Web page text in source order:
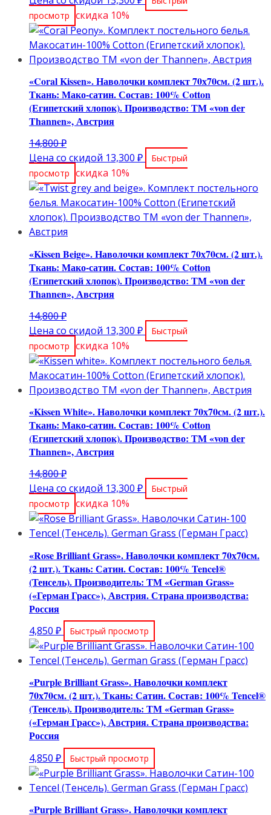
составляла
14,800 ₽.
цена:
13,300 ₽.
просмотр скидка 10%
«Coral Kissen». Наволочки комплект 70х70см. (2 шт.).
Ткань: Мако-сатин. Состав: 100% Cotton
(Египетский хлопок). Производство: ТМ «von der
Thannen», Австрия
14,800₽Первоначальная
цена
составляла
14,800 ₽.
Цена со скидой 13,300 ₽Текущая
цена:
13,300 ₽.
Быстрый
просмотр скидка 10%
«Kissen Beige». Наволочки комплект 70х70см. (2 шт.).
Ткань: Мако-сатин. Состав: 100% Cotton
(Египетский хлопок). Производство: ТМ «von der
Thannen», Австрия
14,800₽Первоначальная
цена
составляла
14,800 ₽.
Цена со скидой 13,300 ₽Текущая
цена:
13,300 ₽.
Быстрый
просмотр скидка 10%
«Kissen White». Наволочки комплект 70х70см. (2 шт.).
Ткань: Мако-сатин. Состав: 100% Cotton
(Египетский хлопок). Производство: ТМ «von der
Thannen», Австрия
14,800₽Первоначальная
цена
составляла
14,800 ₽.
Цена со скидой 13,300 ₽Текущая
цена:
13,300 ₽.
Быстрый
просмотр скидка 10%
«Rose Brilliant Grass». Наволочки комплект 70х70см.
(2 шт.). Ткань: Сатин. Состав: 100% Tencel®
(Тенсель). Производитель: ТМ «German Grass»
(«Герман Грасс»), Австрия. Страна производства:
Россия
4,850 ₽ Быстрый просмотр
«Purple Brilliant Grass». Наволочки комплект
70х70см. (2 шт.). Ткань: Сатин. Состав: 100% Tencel®
(Тенсель). Производитель: ТМ «German Grass»
(«Герман Грасс»), Австрия. Страна производства:
Россия
4,850 ₽ Быстрый просмотр
«Purple Brilliant Grass». Наволочки комплект